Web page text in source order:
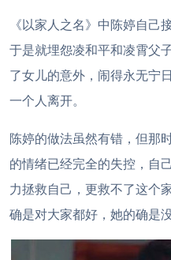
《以家人之名》中陈婷自己
于是就埋怨凌和平和凌霄父
了女儿的意外，闹得永无宁
一个人离开。
陈婷的做法虽然有错，但那
的情绪已经完全的失控，自
力拯救自己，更救不了这个
确是对大家都好，她的确是